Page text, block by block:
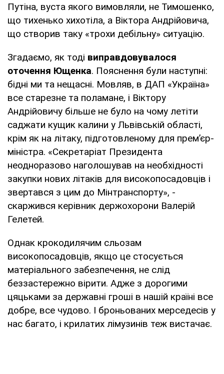
Путіна, вуста якого вимовляли, не Тимошенко,
що тихенько хихотіла, а Віктора Андрійовича,
що створив таку «трохи дебільну» ситуацію.
Згадаємо, як тоді виправдовувалося
оточення Ющенка. Пояснення були наступні:
бідні ми та нещасні. Мовляв, в ДАП «Україна»
все старезне та поламане, і Віктору
Андрійовичу більше не було на чому летіти
саджати кущик калини у Львівській області,
крім як на літаку, підготовленому для прем’єр-
міністра. «Секретаріат Президента
неодноразово наголошував на необхідності
закупки нових літаків для високопосадовців і
звертався з цим до Мінтранспорту», -
скаржився керівник держохорони Валерій
Гелетей.
Однак крокодилячим сльозам
високопосадовців, якщо це стосується
матеріального забезпечення, не слід
беззастережно вірити. Адже з дорогими
цяцьками за державні гроші в нашій країні все
добре, все чудово. І броньованих мерседесів у
нас багато, і крилатих лімузинів теж вистачає.